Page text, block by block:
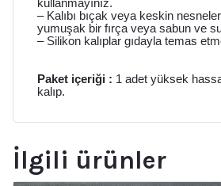
kullanmayınız.
– Kalıbı bıçak veya keskin
yumuşak bir fırça veya sabun ve
– Silikon kalıplar gıdayla temas
Paket içeriği : 1 adet yüksek
kalıp.
İlgili ürünler